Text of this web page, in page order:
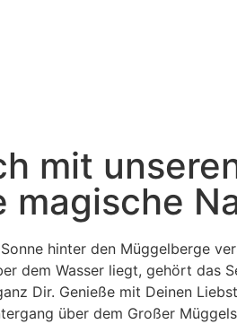
mit
magische
hinter den Müggelberge
dem Wasser liegt, gehört das
Dir. Genieße mit Deinen
über dem Großer